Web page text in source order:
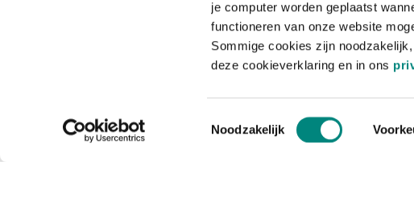
je computer worden geplaatst
functioneren van onze website
Sommige cookies zijn
deze cookieverklaring en in ons
Toestemmingsselectie
Noodzakelijk